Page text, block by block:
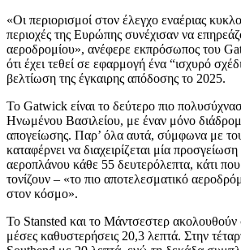
«Οι περιορισμοί στον έλεγχο εναέριας
περιοχές της Ευρώπης συνέχισαν να
αεροδρομίου», ανέφερε εκπρόσωπος του
ότι έχει τεθεί σε εφαρμογή ένα “ισχυρό
βελτίωση της έγκαιρης απόδοσης το 2025.
Το Gatwick είναι το δεύτερο πιο
Ηνωμένου Βασιλείου, με έναν μόνο
απογείωσης. Παρ’ όλα αυτά, σύμφωνα με
καταφέρνει να διαχειρίζεται μία
αεροπλάνου κάθε 55 δευτερόλεπτα, κάτι
τονίζουν – «το πιο αποτελεσματικό
στον κόσμο».
Το Stansted και το Μάντσεστερ ακολουθούν
μέσες καθυστερήσεις 20,3 λεπτά. Στην